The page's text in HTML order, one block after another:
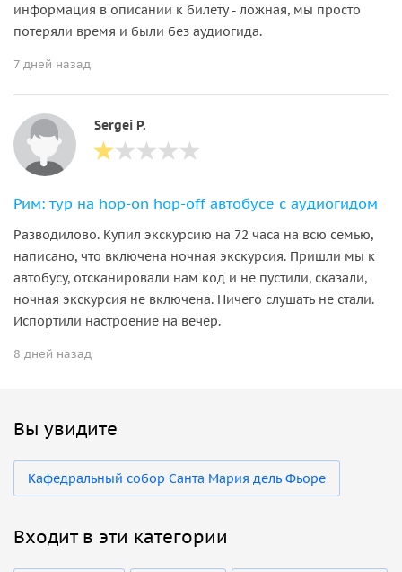
информация в описании к билету - ложная, мы просто
потеряли время и были без аудиогида.
7 дней назад
Sergei P.
Рим: тур на hop-on hop-off автобусе с аудиогидом
Разводилово. Купил экскурсию на 72 часа на всю семью,
написано, что включена ночная экскурсия. Пришли мы к
автобусу, отсканировали нам код и не пустили, сказали,
ночная экскурсия не включена. Ничего слушать не стали.
Испортили настроение на вечер.
8 дней назад
Вы увидите
Кафедральный собор Санта Мария дель Фьоре
Входит в эти категории